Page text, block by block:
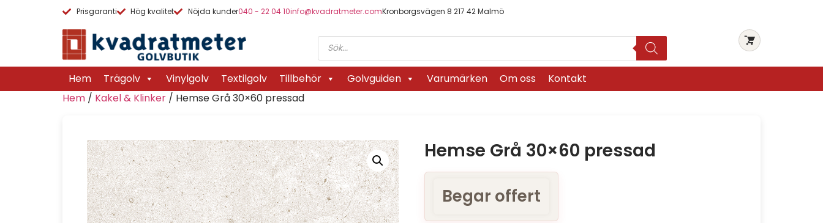
Prisgaranti Hög kvalitet Nöjda kunder040 - 22 04 10info@kvadratmeter.comKronborgsvägen 8 217 42 Malmö
Hem Trägolv Vinylgolv Textilgolv Tillbehör Golvguiden Varumärken Om oss
Kontakt
Hem / Kakel & Klinker / Hemse Grå 30×60 pressad
Hemse Grå 30×60 pressad
Begar offert